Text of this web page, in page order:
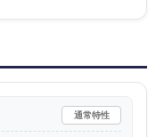
通常特性